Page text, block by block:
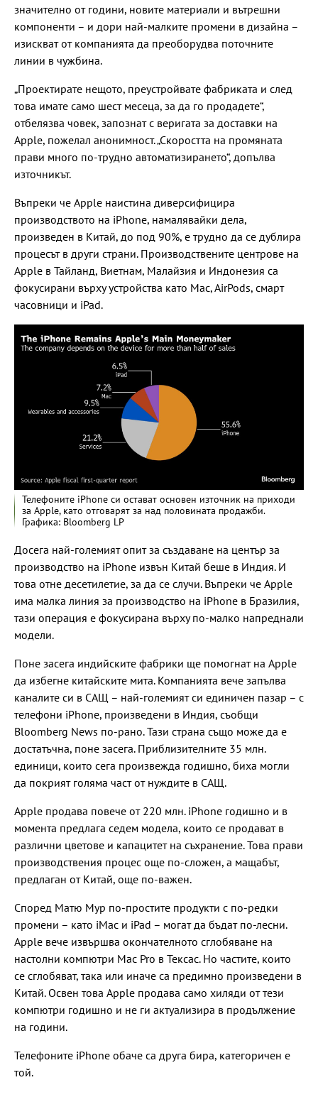
значително от години, новите материали и вътрешни
компоненти – и дори най-малките промени в дизайна –
изискват от компанията да преоборудва поточните
линии в чужбина.
„Проектирате нещото, преустройвате фабриката и след
това имате само шест месеца, за да го продадете“,
отбелязва човек, запознат с веригата за доставки на
Apple, пожелал анонимност. „Скоростта на промяната
прави много по-трудно автоматизирането“, допълва
източникът.
Въпреки че Apple наистина диверсифицира
производството на iPhone, намалявайки дела,
произведен в Китай, до под 90%, е трудно да се дублира
процесът в други страни. Производствените центрове на
Apple в Тайланд, Виетнам, Малайзия и Индонезия са
фокусирани върху устройства като Mac, AirPods, смарт
часовници и iPad.
Телефоните iPhone си остават основен източник на приходи
за Apple, като отговарят за над половината продажби.
Графика: Bloomberg LP
Досега най-големият опит за създаване на център за
производство на iPhone извън Китай беше в Индия. И
това отне десетилетие, за да се случи. Въпреки че Apple
има малка линия за производство на iPhone в Бразилия,
тази операция е фокусирана върху по-малко напреднали
модели.
Поне засега индийските фабрики ще помогнат на Apple
да избегне китайските мита. Компанията вече запълва
каналите си в САЩ – най-големият си единичен пазар – с
телефони iPhone, произведени в Индия, съобщи
Bloomberg News по-рано. Тази страна също може да е
достатъчна, поне засега. Приблизителните 35 млн.
единици, които сега произвежда годишно, биха могли
да покрият голяма част от нуждите в САЩ.
Apple продава повече от 220 млн. iPhone годишно и в
момента предлага седем модела, които се продават в
различни цветове и капацитет на съхранение. Това прави
производствения процес още по-сложен, а мащабът,
предлаган от Китай, още по-важен.
Според Матю Мур по-простите продукти с по-редки
промени – като iMac и iPad – могат да бъдат по-лесни.
Apple вече извършва окончателното сглобяване на
настолни компютри Mac Pro в Тексас. Но частите, които
се сглобяват, така или иначе са предимно произведени в
Китай. Освен това Apple продава само хиляди от тези
компютри годишно и не ги актуализира в продължение
на години.
Телефоните iPhone обаче са друга бира, категоричен е
той.